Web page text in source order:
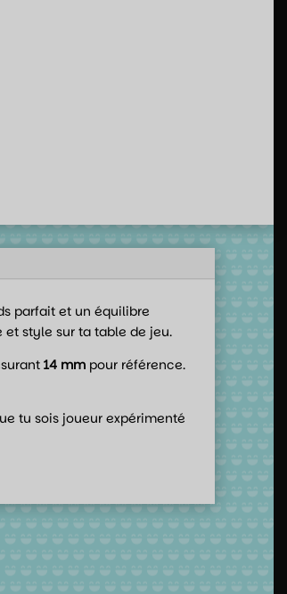
parfait et un équilibre
style sur ta table de jeu.
14 mm pour référence.
tu sois joueur expérimenté